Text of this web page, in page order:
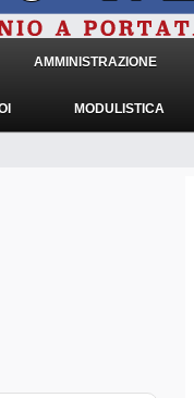
AMMINISTRAZIONE
MODULISTICA